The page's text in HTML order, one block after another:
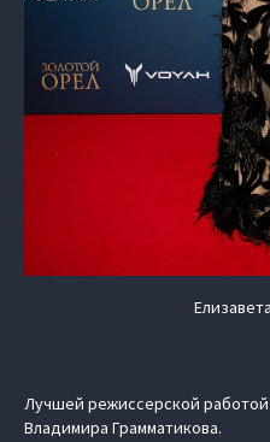
Лучшей режиссерской
Владимира Грамматикова.